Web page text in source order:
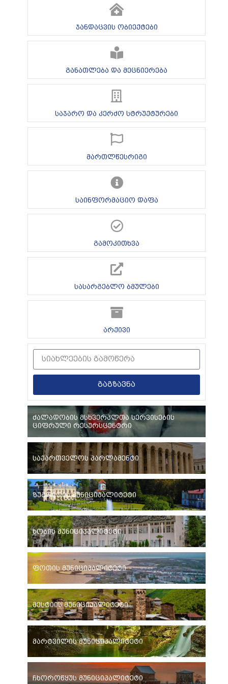
ჯანდაცვის ობიექტები
განათლება და მეცნიერება
საჯარო და კერძო სტრუქტურები
მართლწესრიგი
საინფორმაციო დაფა
გამოკითხვა
სასარგებლო ბმულები
არქივი
გაგზავნა
ძალადობის მსხვერპლთა სერვისების
ციფრული რესურსცენტრი
საქართველოს პარლამენტი
ზუგდიდის მუნიციპალიტეტი
ხობის მუნიციპალიტეტი
ფოთის მუნიციპალიტეტი
მესტიის მუნიციპალიტეტი
მარტვილის მუნიციპალიტეტი
ჩხოროწყუს მუნიციპალიტეტი